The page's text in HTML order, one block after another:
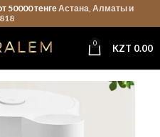
50000 тенгеАстана, Алматы и
0 KZT 0.00